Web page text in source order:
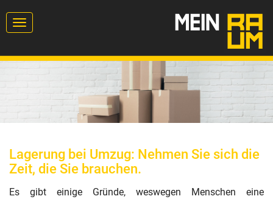
Toggle
Lagerung bei Umzug: Nehmen Sie sich die
Zeit, die Sie brauchen.
Es gibt einige Gründe, weswegen Menschen eine